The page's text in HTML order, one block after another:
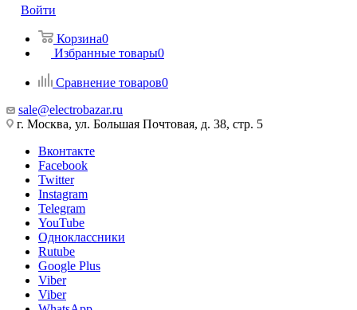
Войти
Корзина0
Избранные товары0
Сравнение товаров0
sale@electrobazar.ru
г. Москва, ул. Большая Почтовая, д. 38, стр. 5
Вконтакте
Facebook
Twitter
Instagram
Telegram
YouTube
Одноклассники
Rutube
Google Plus
Viber
Viber